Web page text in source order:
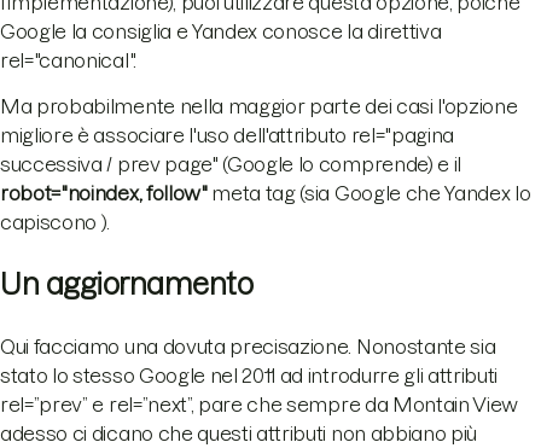
Google la consiglia e Yandex conosce la direttiva
rel="canonical".
Ma probabilmente nella maggior parte dei casi l'opzione
migliore è associare l'uso dell'attributo rel="pagina
successiva / prev page" (Google lo comprende) e il
robot="noindex, follow"meta tag (sia Google che Yandex lo
capiscono ).
Un aggiornamento
Qui facciamo una dovuta precisazione. Nonostante sia
stato lo stesso Google nel 2011 ad introdurre gli attributi
rel=”prev” e rel=”next”, pare che sempre da Montain View
adesso ci dicano che questi attributi non abbiano più